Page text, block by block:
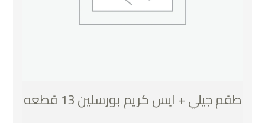
طقم جيلي + ايس كريم بورسلين 13 قطعه